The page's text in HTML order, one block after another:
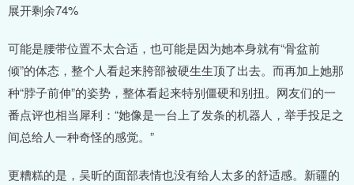
展开剩余74%
可能是腰带位置不太合适，也可能是因为她本身就有“骨盆前
倾”的体态，整个人看起来胯部被硬生生顶了出去。而再加上她那
种“脖子前伸”的姿势，整体看起来特别僵硬和别扭。网友们的一
番点评也相当犀利：“她像是一台上了发条的机器人，举手投足之
间总给人一种奇怪的感觉。”
更糟糕的是，吴昕的面部表情也没有给人太多的舒适感。新疆的